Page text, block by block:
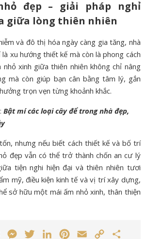
đẹp – giải pháp nghỉ
giữa lòng thiên nhiên
và đô thị hóa ngày càng gia tăng, nhà
xu hướng thiết kế mà còn là phong cách
xinh giữa thiên nhiên không chỉ nâng
mà còn giúp bạn cân bằng tâm lý, gắn
trọn vẹn từng khoảnh khắc.
Bật mí các loại cây để trong nhà đẹp,
nhưng nếu biết cách thiết kế và bố trí
đẹp vẫn có thể trở thành chốn an cư lý
tiện nghi hiện đại và thiên nhiên tươi
mỹ, điều kiện kinh tế và vị trí xây dựng,
sở hữu một mái ấm nhỏ xinh, thân thiện
FacebookMessenger
TwitterLinkedInPinterest
Email
Copy